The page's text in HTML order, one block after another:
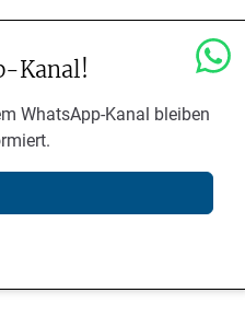
Kanal!
WhatsApp-Kanal bleiben